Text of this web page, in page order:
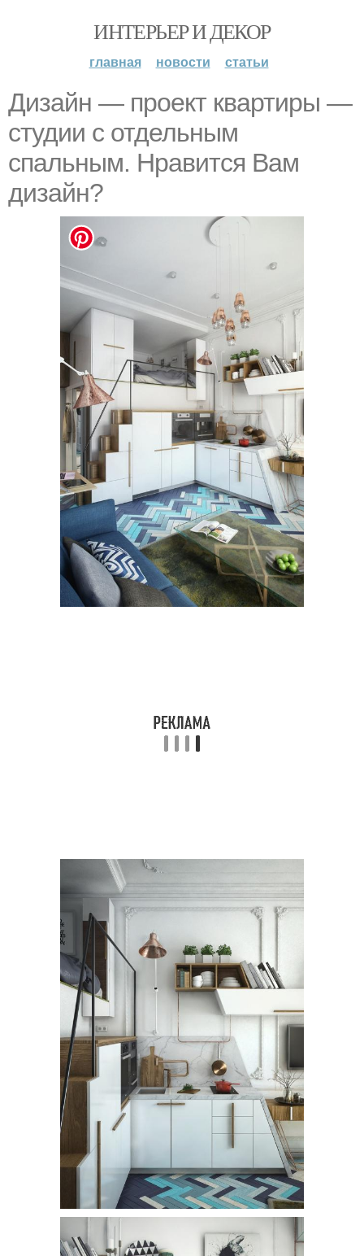
ИНТЕРЬЕР И ДЕКОР
главная новости статьи
Дизайн — проект квартиры —
студии с отдельным
спальным. Нравится Вам
дизайн?